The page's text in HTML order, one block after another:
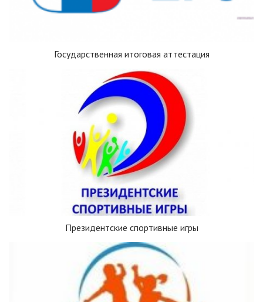
Государственная итоговая аттестация
Президентские спортивные игры